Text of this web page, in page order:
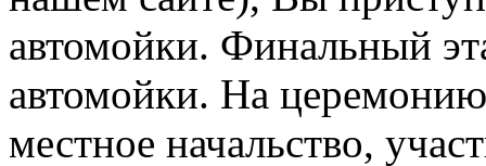
автомойки. Финальный
автомойки. На
местное начальство,